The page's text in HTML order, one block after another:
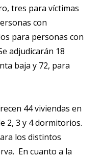
tres para víctimas
con
para personas con
adjudicarán 18
baja y 72, para
44 viviendas en
2, 3 y 4 dormitorios.
los distintos
En cuanto a la